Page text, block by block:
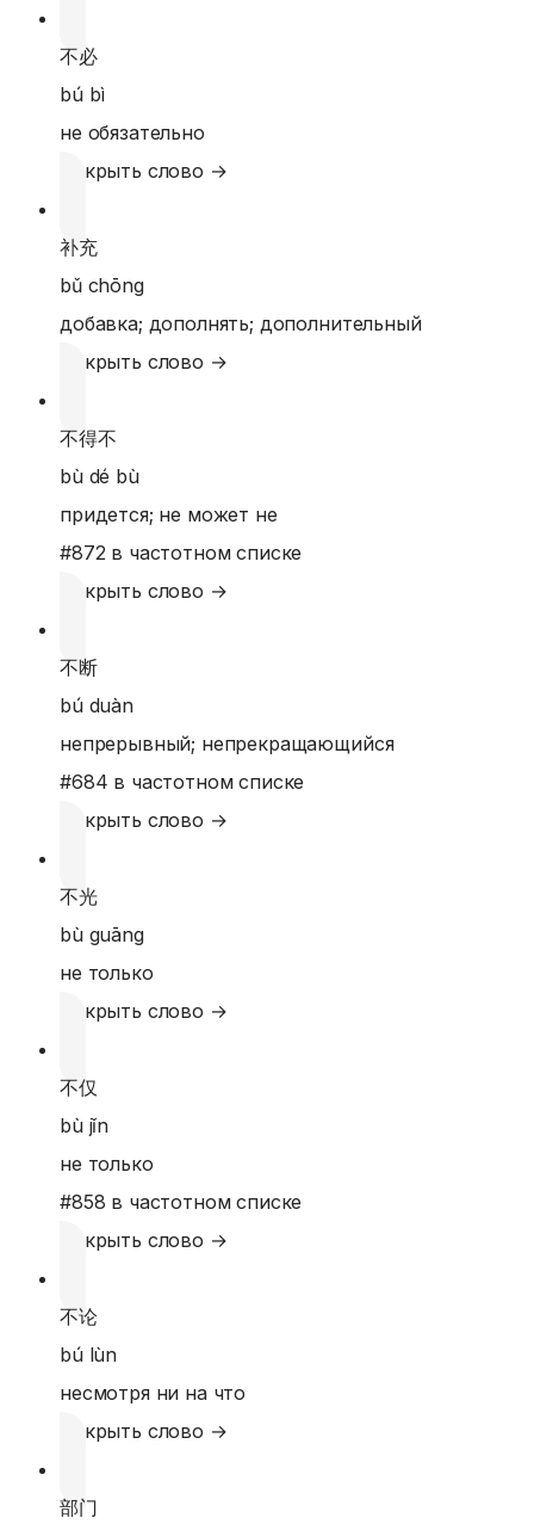
不必
bú bì
не обязательно
Открыть слово →
补充
bǔ chōng
добавка; дополнять; дополнительный
Открыть слово →
不得不
bù dé bù
придется; не может не
#872 в частотном списке
Открыть слово →
不断
bú duàn
непрерывный; непрекращающийся
#684 в частотном списке
Открыть слово →
不光
bù guāng
не только
Открыть слово →
不仅
bù jǐn
не только
#858 в частотном списке
Открыть слово →
不论
bú lùn
несмотря ни на что
Открыть слово →
部门